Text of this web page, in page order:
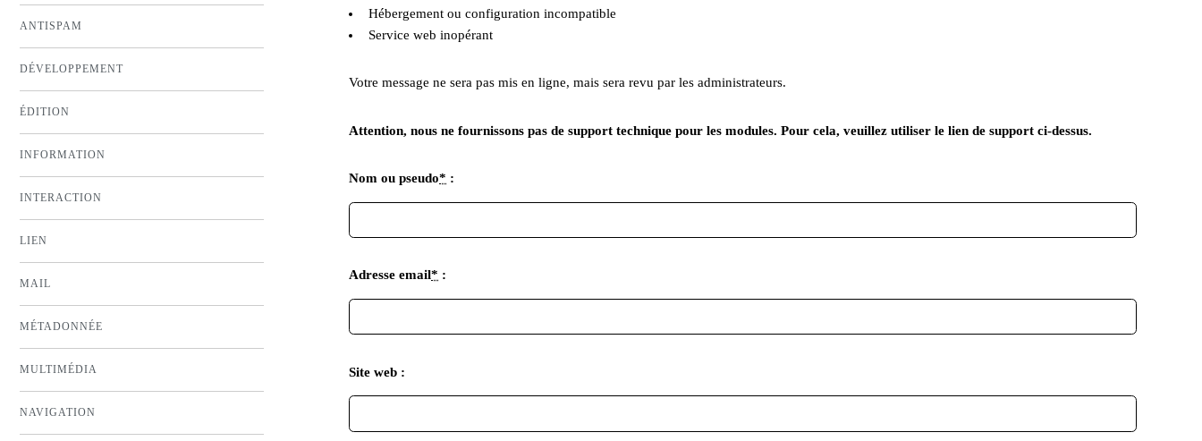
ANTISPAM
DÉVELOPPEMENT
ÉDITION
INFORMATION
INTERACTION
LIEN
MAIL
MÉTADONNÉE
MULTIMÉDIA
NAVIGATION
Hébergement ou configuration incompatible
Service web inopérant
Votre message ne sera pas mis en ligne, mais sera revu par les administrateurs.
Attention, nous ne fournissons pas de support technique pour les modules. Pour cela, veuillez utiliser le lien de support ci-dessus.
Nom ou pseudo* :
Adresse email* :
Site web :